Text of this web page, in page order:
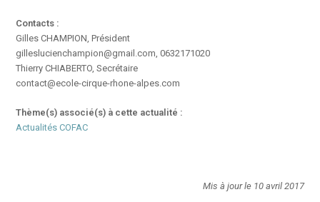
Contacts :
Gilles CHAMPION, Président
gilleslucienchampion@gmail.com, 0632171020
Thierry CHIABERTO, Secrétaire
contact@ecole-cirque-rhone-alpes.com
Thème(s) associé(s) à cette actualité :
Actualités COFAC
Mis à jour le 10 avril 2017